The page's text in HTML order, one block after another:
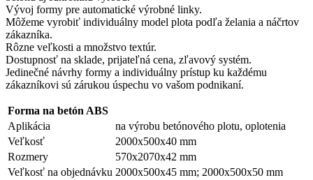
Vývoj formy pre automatické výrobné linky.
Môžeme vyrobiť individuálny model plota podľa želania a náčrtov
zákazníka.
Rôzne veľkosti a množstvo textúr.
Dostupnosť na sklade, prijateľná cena, zľavový systém.
Jedinečné návrhy formy a individuálny prístup ku každému
zákazníkovi sú zárukou úspechu vo vašom podnikaní.
Forma na betón ABS
Aplikácia
na výrobu betónového plotu, oplotenia
Veľkosť
2000х500х40 mm
Rozmery
570х2070х42 mm
Veľkosť na objednávku 2000x500x45 mm; 2000x500x50 mm